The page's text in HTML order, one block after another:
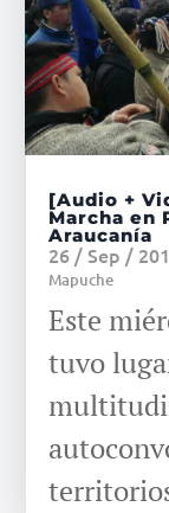
[Audio +
Marcha en
Araucanía
26 / Sep /
Mapuche
Este
tuvo